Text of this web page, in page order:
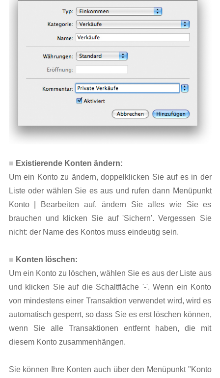
Existierende Konten ändern:
Um ein Konto zu ändern, doppelklicken Sie auf es in der
Liste oder wählen Sie es aus und rufen dann Menüpunkt
Konto | Bearbeiten auf. ändern Sie alles wie Sie es
brauchen und klicken Sie auf 'Sichern'. Vergessen Sie
nicht: der Name des Kontos muss eindeutig sein.
Konten löschen:
Um ein Konto zu löschen, wählen Sie es aus der Liste aus
und klicken Sie auf die Schaltfläche '-'. Wenn ein Konto
von mindestens einer Transaktion verwendet wird, wird es
automatisch gesperrt, so dass Sie es erst löschen können,
wenn Sie alle Transaktionen entfernt haben, die mit
diesem Konto zusammenhängen.
Sie können Ihre Konten auch über den Menüpunkt "Konto